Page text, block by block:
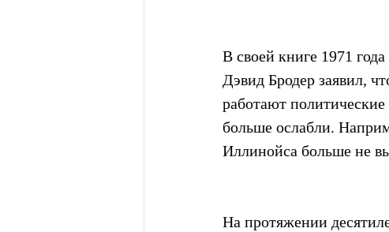
В своей книге 1971
Дэвид Бродер заявил,
работают
больше ослабли.
Иллинойса больше не
На протяжении